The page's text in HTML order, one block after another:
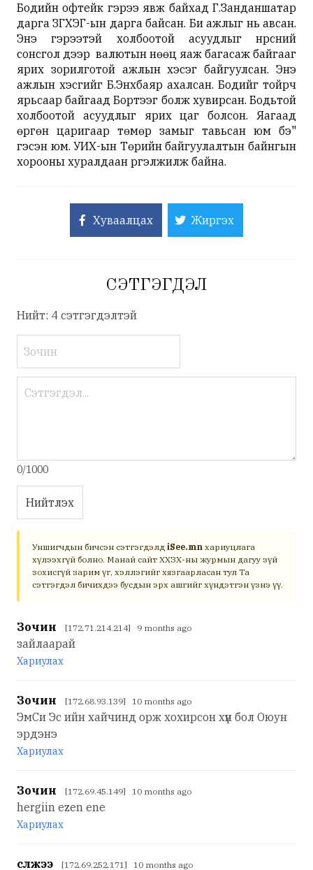
Бодийн офтейк гэрээ явж байхад Г.Занданшатар
дарга ЗГХЭГ-ын дарга байсан. Би ажлыг нь авсан.
Энэ гэрээтэй холбоотой асуудлыг нүүрсний
сонсгол дээр валютын нөөц яаж багасаж байгааг
ярих зорилготой ажлын хэсэг байгуулсан. Энэ
ажлын хэсгийг Б.Энхбаяр ахалсан. Бодийг тойрч
ярьсаар байгаад Бортээг болж хувирсан. Бодьтой
холбоотой асуудлыг ярих цаг болсон. Яагаад
өргөн царигаар төмөр замыг тавьсан юм бэ"
гэсэн юм. УИХ-ын Төрийн байгуулалтын байнгын
хорооны хуралдаан үргэлжилж байна.
Хуваалцах Жиргэх
СЭТГЭГДЭЛ
Нийт: 4 сэтгэгдэлтэй
0/1000
Нийтлэх
Уншигчдын бичсэн сэтгэгдэлд iSee.mn хариуцлага
хүлээхгүй болно. Манай сайт ХХЗХ-ны журмын дагуу зүй
зохисгүй зарим үг, хэллэгийг хязгаарласан тул Та
сэтгэгдэл бичихдээ бусдын эрх ашгийг хүндэтгэн үзнэ үү.
Зочин [172.71.214.214] 9 months ago
зайлаарай
Хариулах
Зочин [172.68.93.139] 10 months ago
ЭмСи Эс ийн хайчинд орж хохирсон хүн бол Оюун
эрдэнэ
Хариулах
Зочин [172.69.45.149] 10 months ago
hergiin ezen ene
Хариулах
сүлжээ [172.69.252.171] 10 months ago